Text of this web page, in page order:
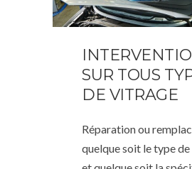
SUR TOUS
DE VITRAGE
Réparation ou
quelque soit le type